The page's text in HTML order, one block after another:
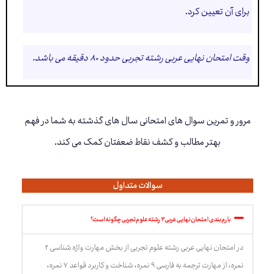
برای آن تعیین کرد.
وقت امتحان نهایی عربی رشته تجربی حدود ۸۰ دقیقه می باشد.
مرور و تمرین سوال های امتحانی سال های گذشته به شما در فهم
بهتر مطالب و کشف نقاط ضعفتان کمک می کند.
سوالات متداول
بارم بندی امتحان نهایی عربی ۳ رشته علوم تجربی چگونه است؟
در امتحان نهایی عربی رشته علوم تجربی از بخش مهارت واژه شناسی ۲
نمره، از مهارت ترجمه به فارسی ۹ نمره، شناخت و کاربرد قواعد ۷ نمره،